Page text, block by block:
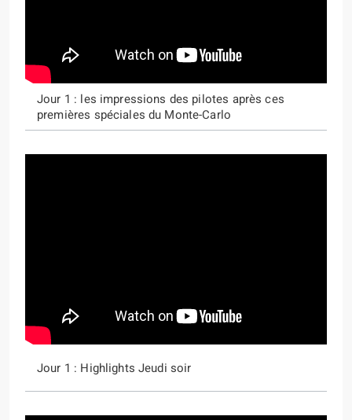
Jour 1 : les impressions des pilotes après ces
premières spéciales du Monte-Carlo
Jour 1 : Highlights Jeudi soir